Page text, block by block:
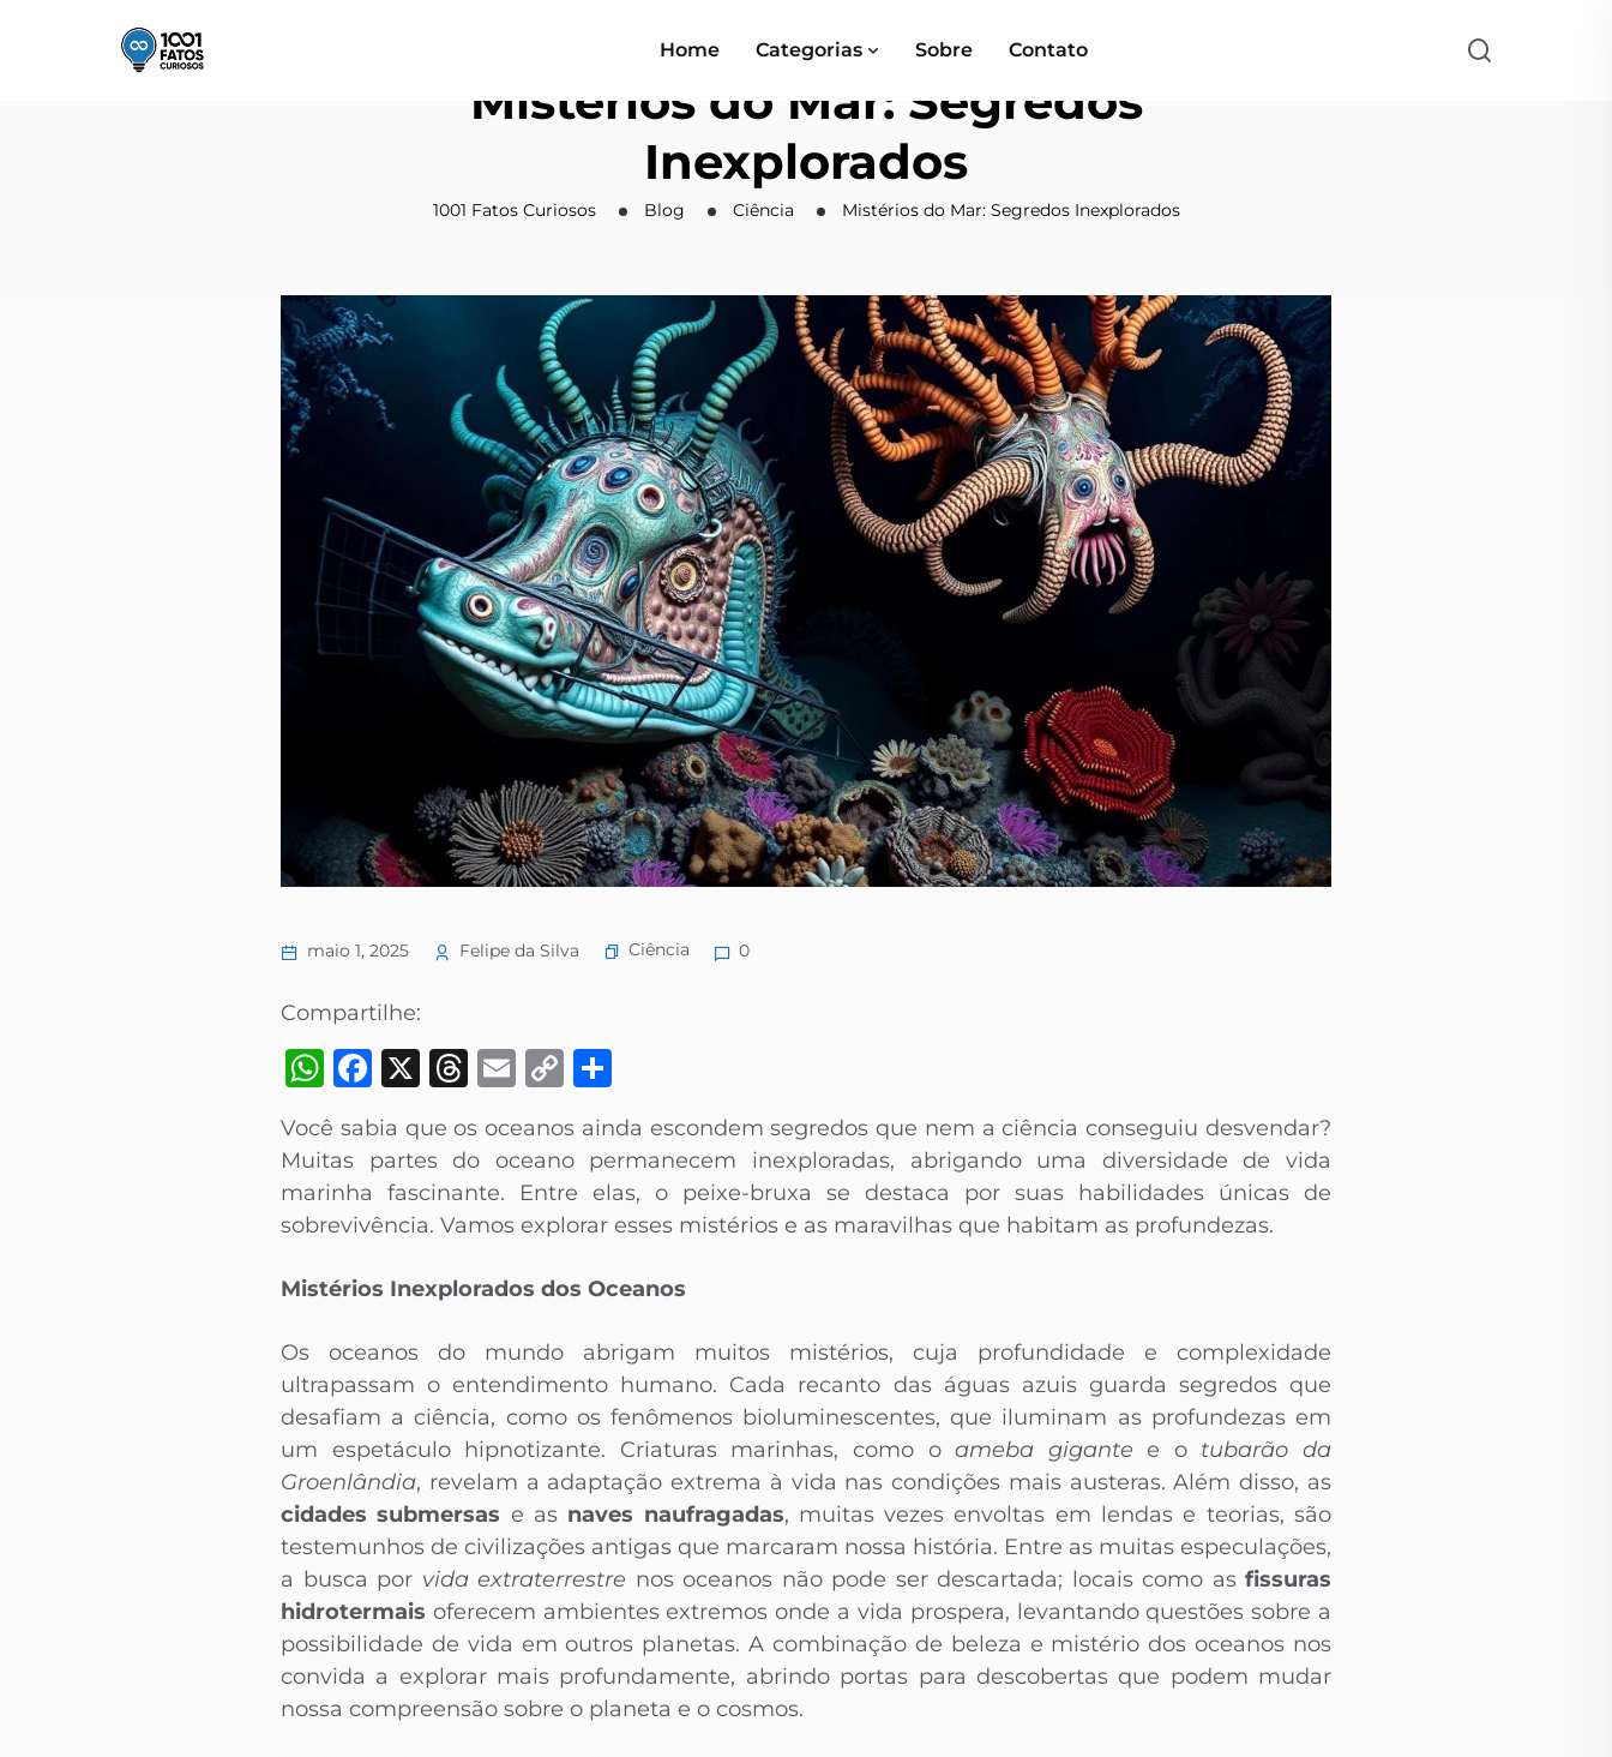
Home Categorias Sobre Contato
Mistérios do Mar: Segredos
Inexplorados
1001 Fatos Curiosos Blog Ciência Mistérios do Mar: Segredos Inexplorados
maio 1, 2025 Felipe da Silva Ciência 0
Compartilhe:
WhatsApp
Facebook
X Threads
Email
Copy
Você sabia que os oceanos ainda escondem segredos que nem a ciência conseguiu desvendar?
Muitas partes do oceano permanecem inexploradas, abrigando uma diversidade de vida
marinha fascinante. Entre elas, o peixe-bruxa se destaca por suas habilidades únicas de
sobrevivência. Vamos explorar esses mistérios e as maravilhas que habitam as profundezas.
Mistérios Inexplorados dos Oceanos
Os oceanos do mundo abrigam muitos mistérios, cuja profundidade e complexidade
ultrapassam o entendimento humano. Cada recanto das águas azuis guarda segredos que
desafiam a ciência, como os fenômenos bioluminescentes, que iluminam as profundezas em
um espetáculo hipnotizante. Criaturas marinhas, como oameba gigante e o tubarão da
Groenlândia, revelam a adaptação extrema à vida nas condições mais austeras. Além disso, as
cidades submersas e as naves naufragadas, muitas vezes envoltas em lendas e teorias, são
testemunhos de civilizações antigas que marcaram nossa história. Entre as muitas especulações,
a busca por vida extraterrestre nos oceanos não pode ser descartada; locais como as fissuras
hidrotermais oferecem ambientes extremos onde a vida prospera, levantando questões sobre a
possibilidade de vida em outros planetas. A combinação de beleza e mistério dos oceanos nos
convida a explorar mais profundamente, abrindo portas para descobertas que podem mudar
nossa compreensão sobre o planeta e o cosmos.